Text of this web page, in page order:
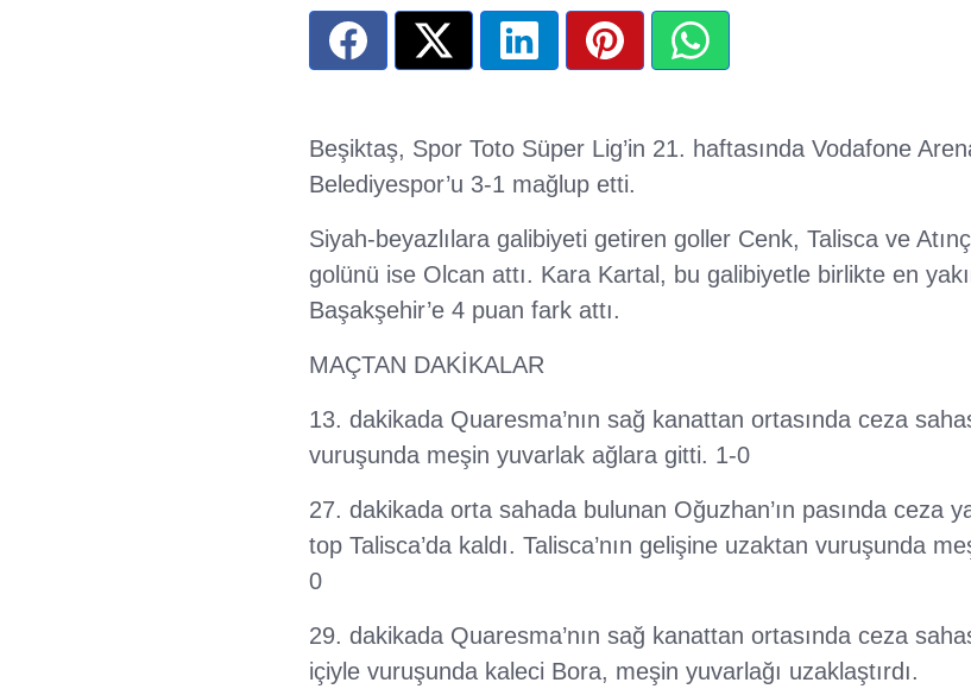
Beşiktaş, Spor Toto Süper Lig’in 21. haftasında Vodafone
Belediyespor’u 3-1 mağlup etti.
Siyah-beyazlılara galibiyeti getiren goller Cenk, Talisca ve
golünü ise Olcan attı. Kara Kartal, bu galibiyetle birlikte en
Başakşehir’e 4 puan fark attı.
MAÇTAN DAKİKALAR
13. dakikada Quaresma’nın sağ kanattan ortasında ceza
vuruşunda meşin yuvarlak ağlara gitti. 1-0
27. dakikada orta sahada bulunan Oğuzhan’ın pasında ceza
top Talisca’da kaldı. Talisca’nın gelişine uzaktan vuruşunda
0
29. dakikada Quaresma’nın sağ kanattan ortasında ceza
içiyle vuruşunda kaleci Bora, meşin yuvarlağı uzaklaştırdı.